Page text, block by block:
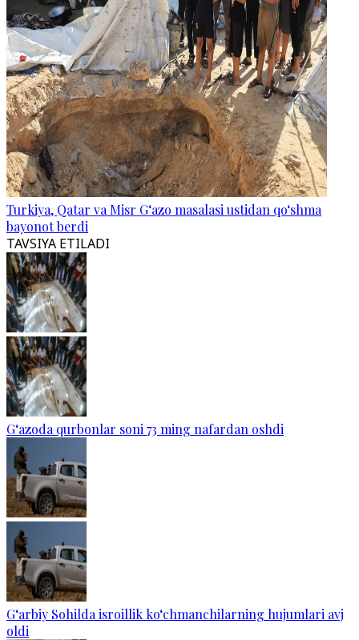
Turkiya, Qatar va Misr G‘azo masalasi ustidan qo‘shma
bayonot berdi
TAVSIYA ETILADI
G‘azoda qurbonlar soni 73 ming nafardan oshdi
G‘arbiy Sohilda isroillik ko‘chmanchilarning hujumlari avj
oldi